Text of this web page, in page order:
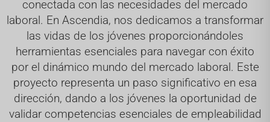
conectada con las necesidades del mercado
laboral. En Ascendia, nos dedicamos a transformar
las vidas de los jóvenes proporcionándoles
herramientas esenciales para navegar con éxito
por el dinámico mundo del mercado laboral. Este
proyecto representa un paso significativo en esa
dirección, dando a los jóvenes la oportunidad de
validar competencias esenciales de empleabilidad